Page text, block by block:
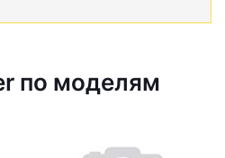
по моделям